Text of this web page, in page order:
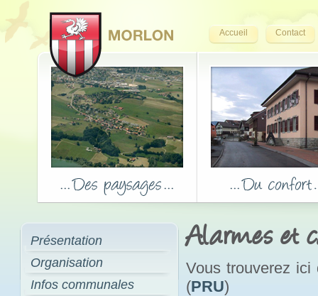
Accueil Contact
Présentation
Organisation
Infos communales
Alarmes et
Vous trouverez ici
(PRU)